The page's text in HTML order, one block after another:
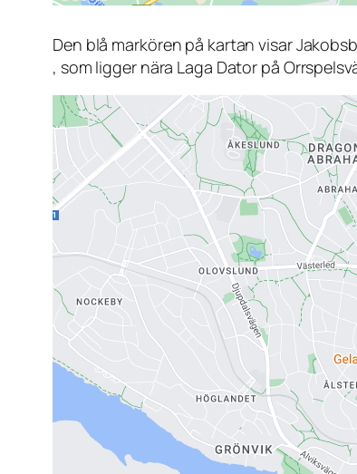
Den blå markören på kartan visar
, som ligger nära Laga Dator på